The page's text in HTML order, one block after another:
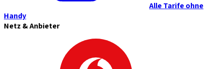
Alle Tarife ohne
Handy
Netz & Anbieter